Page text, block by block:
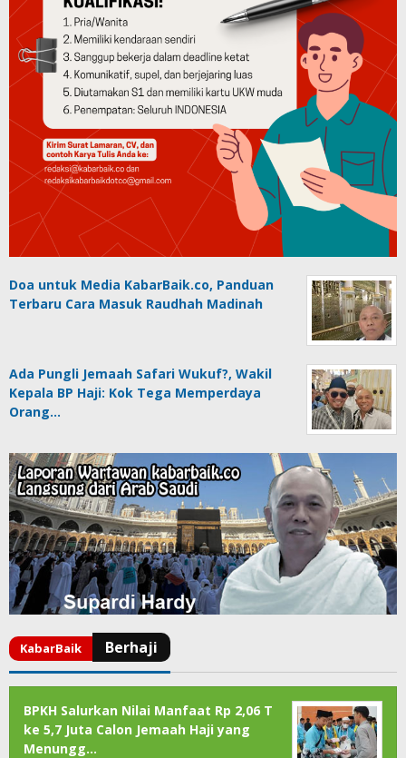
Doa untuk Media KabarBaik.co, Panduan
Terbaru Cara Masuk Raudhah Madinah
Ada Pungli Jemaah Safari Wukuf?, Wakil
Kepala BP Haji: Kok Tega Memperdaya
Orang…
BPKH Salurkan Nilai Manfaat Rp 2,06 T
ke 5,7 Juta Calon Jemaah Haji yang
Menungg…